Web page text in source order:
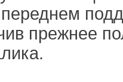
прежнее